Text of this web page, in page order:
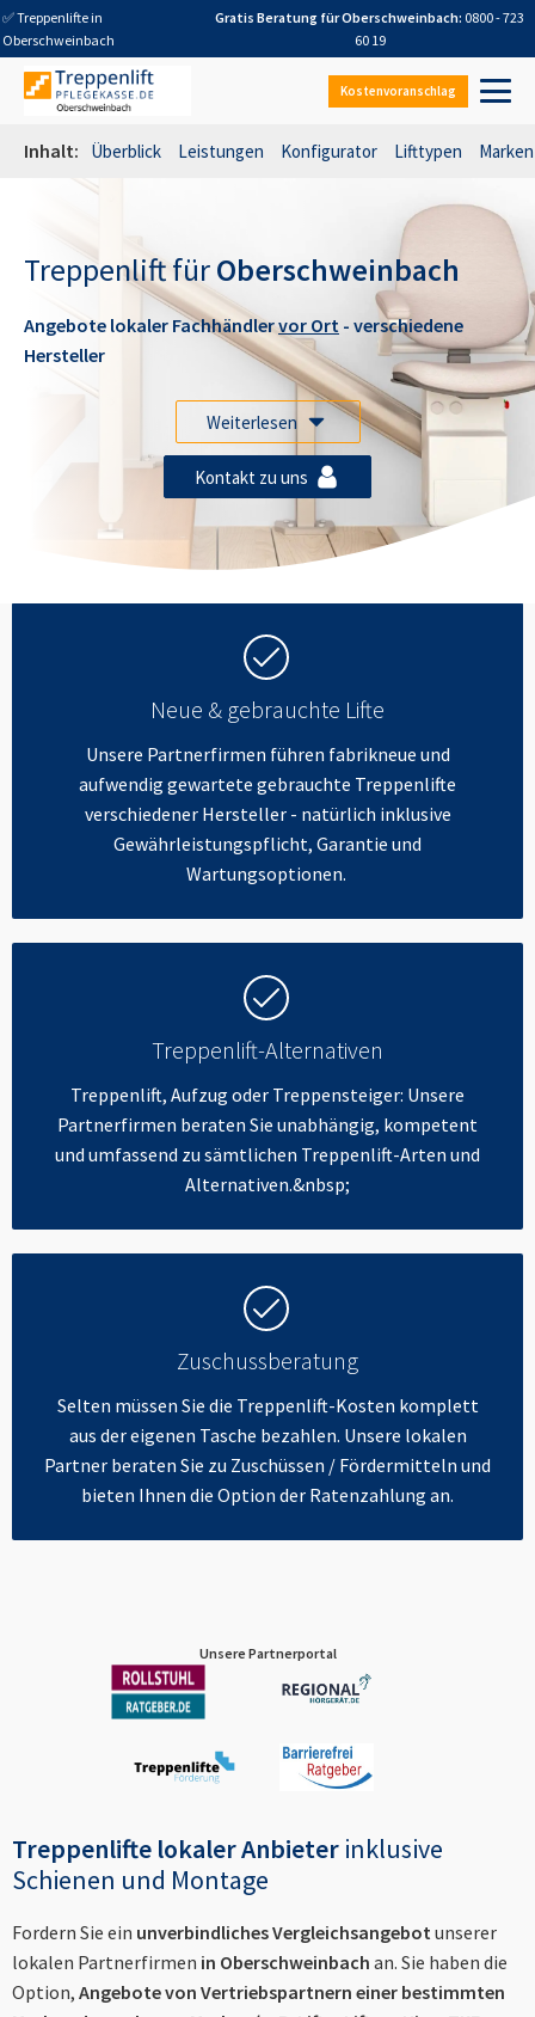
✅ Treppenlifte in
Oberschweinbach
Gratis Beratung fürOberschweinbach: 0800 - 723
60 19
Kostenvoranschlag
Inhalt: Überblick Leistungen Konfigurator Lifttypen Marken
Treppenlift fürOberschweinbach
Angebote lokaler Fachhändlervor Ort - verschiedene
Hersteller
Weiterlesen
Kontakt zu uns
Neue & gebrauchte Lifte
Unsere Partnerfirmen führen fabrikneue und
aufwendig gewartete gebrauchte Treppenlifte
verschiedener Hersteller - natürlich inklusive
Gewährleistungspflicht, Garantie und
Wartungsoptionen.
Treppenlift-Alternativen
Treppenlift, Aufzug oder Treppensteiger: Unsere
Partnerfirmen beraten Sie unabhängig, kompetent
und umfassend zu sämtlichen Treppenlift-Arten und
Alternativen.&nbsp;
Zuschussberatung
Selten müssen Sie die Treppenlift-Kosten komplett
aus der eigenen Tasche bezahlen. Unsere lokalen
Partner beraten Sie zu Zuschüssen / Fördermitteln und
bieten Ihnen die Option der Ratenzahlung an.
Unsere Partnerportal
Treppenlifte lokaler Anbieter inklusive
Schienen und Montage
Fordern Sie ein unverbindliches Vergleichsangebotunserer
lokalen Partnerfirmen in Oberschweinbach an. Sie haben die
Option, Angebote von Vertriebspartnern einer bestimmten